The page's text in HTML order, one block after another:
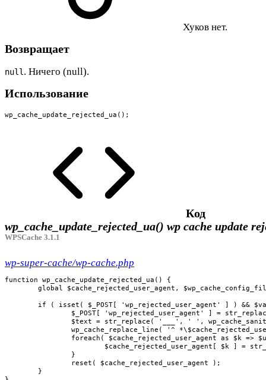
Хуков нет.
Возвращает
null . Ничего (null).
Использование
wp_cache_update_rejected_ua();
Код
wp_cache_update_rejected_ua() wp cache update
WPSCache 3.1.1
wp-super-cache/wp-cache.php
function wp_cache_update_rejected_ua() {